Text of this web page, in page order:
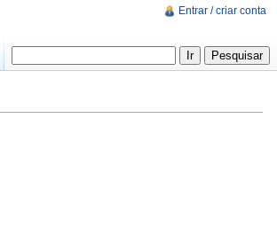
Entrar / criar conta